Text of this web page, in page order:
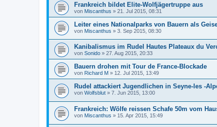
Frankreich bildet Elite-Wolfjägertruppe aus
von Miscanthus » 21. Jul 2015, 08:31
Leiter eines Nationalparks von Bauern als
von Miscanthus » 3. Sep 2015, 08:30
Kanibalismus im Rudel Hautes Plateaux du
von Sonido » 27. Aug 2015, 20:33
Bauern drohen mit Tour de France-Blockade
von Richard M » 12. Jul 2015, 13:49
Rudel attackiert Jugendlichen in Seyne-les -
von Wolfsblut » 7. Jun 2015, 13:00
Frankreich: Wölfe reissen Schafe 50m vom
von Miscanthus » 15. Apr 2015, 15:49